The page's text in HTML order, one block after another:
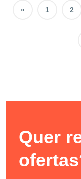
« 1 2
Quer